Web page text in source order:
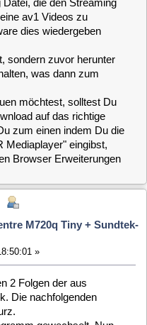
das richtige
indem Du die
eingibst,
Erweiterungen
Tiny + Sundtek-
der aus
Nun
Tiny + Sundtek-